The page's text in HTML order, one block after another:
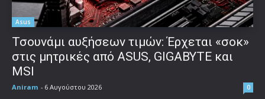
Asus
Τσουνάμι αυξήσεων τιμών: Έρχεται «σοκ»
στις μητρικές από ASUS, GIGABYTE και
MSI
Aniram - 6 Αυγούστου 2026 0